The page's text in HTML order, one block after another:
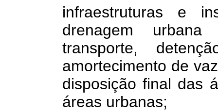
infraestruturas e
drenagem
transporte,
amortecimento de
disposição final das
áreas urbanas;